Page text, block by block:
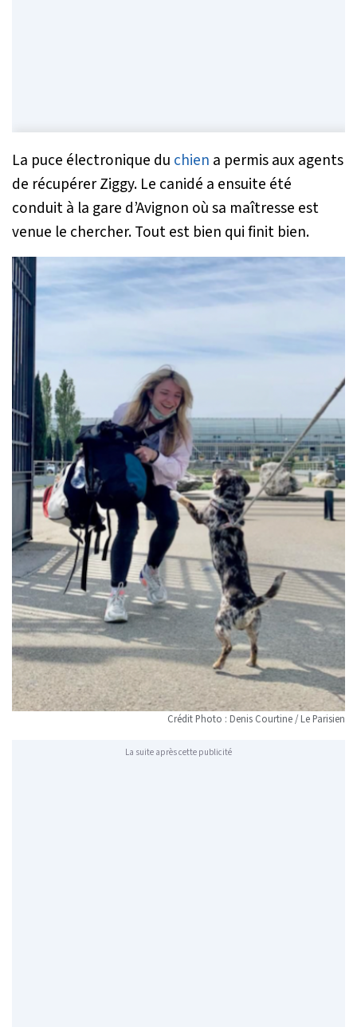
La puce électronique du chien a permis aux agents
de récupérer Ziggy. Le canidé a ensuite été
conduit à la gare d’Avignon où sa maîtresse est
venue le chercher. Tout est bien qui finit bien.
Crédit Photo : Denis Courtine / Le Parisien
La suite après cette publicité